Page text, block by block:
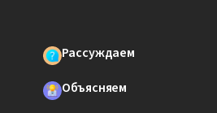
Рассуждаем
Объясняем